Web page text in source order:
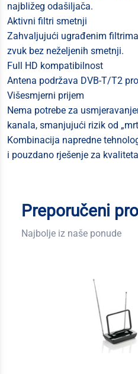
najbližeg odašiljača.
Aktivni filtri smetnji
Zahvaljujući ugrađenim
zvuk bez neželjenih smetnji.
Full HD kompatibilnost
Antena podržava DVB-T/T2
Višesmjerni prijem
Nema potrebe za
kanala, smanjujući rizik od
Kombinacija napredne
i pouzdano rješenje za
Preporučeni
Najbolje iz naše ponude